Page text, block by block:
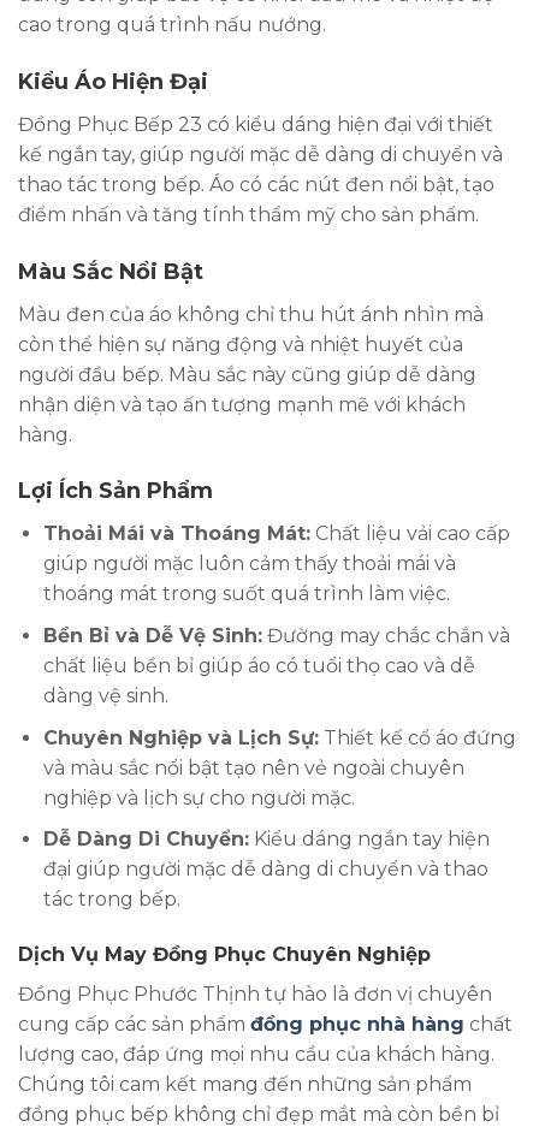
cao trong quá trình nấu nướng.
Kiểu Áo Hiện Đại
Đồng Phục Bếp 23 có kiểu dáng hiện đại với thiết
kế ngắn tay, giúp người mặc dễ dàng di chuyển và
thao tác trong bếp. Áo có các nút đen nổi bật, tạo
điểm nhấn và tăng tính thẩm mỹ cho sản phẩm.
Màu Sắc Nổi Bật
Màu đen của áo không chỉ thu hút ánh nhìn mà
còn thể hiện sự năng động và nhiệt huyết của
người đầu bếp. Màu sắc này cũng giúp dễ dàng
nhận diện và tạo ấn tượng mạnh mẽ với khách
hàng.
Lợi Ích Sản Phẩm
Thoải Mái và Thoáng Mát:Chất liệu vải cao cấp
giúp người mặc luôn cảm thấy thoải mái và
thoáng mát trong suốt quá trình làm việc.
Bền Bỉ và Dễ Vệ Sinh:Đường may chắc chắn và
chất liệu bền bỉ giúp áo có tuổi thọ cao và dễ
dàng vệ sinh.
Chuyên Nghiệp và Lịch Sự:Thiết kế cổ áo đứng
và màu sắc nổi bật tạo nên vẻ ngoài chuyên
nghiệp và lịch sự cho người mặc.
Dễ Dàng Di Chuyển:Kiểu dáng ngắn tay hiện
đại giúp người mặc dễ dàng di chuyển và thao
tác trong bếp.
Dịch Vụ May Đồng Phục Chuyên Nghiệp
Đồng Phục Phước Thịnh tự hào là đơn vị chuyên
cung cấp các sản phẩm đồng phục nhà hàng chất
lượng cao, đáp ứng mọi nhu cầu của khách hàng.
Chúng tôi cam kết mang đến những sản phẩm
đồng phục bếp không chỉ đẹp mắt mà còn bền bỉ